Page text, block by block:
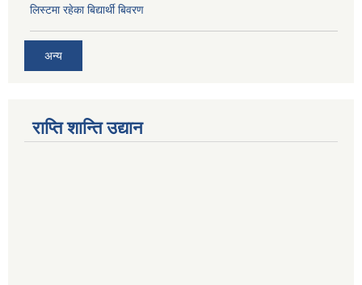
लिस्टमा रहेका बिद्यार्थी बिवरण
अन्य
राप्ति शान्ति उद्यान